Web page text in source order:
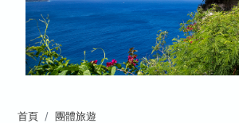
首頁 團體旅遊